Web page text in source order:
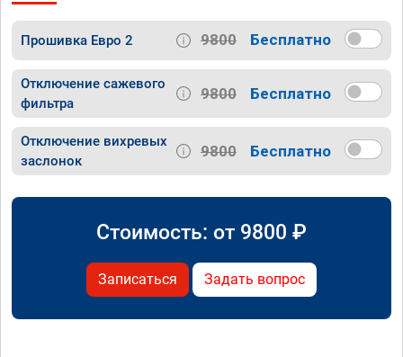
Прошивка Евро 2 9800 Бесплатно
Отключение сажевого
фильтра
9800 Бесплатно
Отключение вихревых
заслонок
9800 Бесплатно
Стоимость: от 9800 ₽
Записаться Задать вопрос